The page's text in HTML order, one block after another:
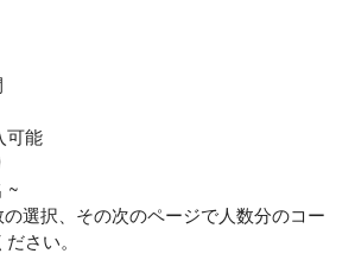
可能
~
選択、その次のページで人数分のコー
さい。